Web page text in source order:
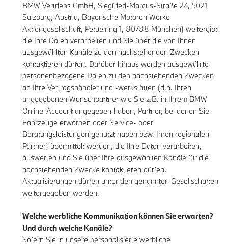
BMW Vertriebs GmbH, Siegfried-Marcus-Straße 24, 5021
Salzburg, Austria, Bayerische Motoren Werke
Aktiengesellschaft, Petuelring 1, 80788 München) weitergibt,
die Ihre Daten verarbeiten und Sie über die von Ihnen
ausgewählten Kanäle zu den nachstehenden Zwecken
kontaktieren dürfen. Darüber hinaus werden ausgewählte
personenbezogene Daten zu den nachstehenden Zwecken
an Ihre Vertragshändler und -werkstätten (d.h. Ihren
angegebenen Wunschpartner wie Sie z.B. in Ihrem BMW
Online-Accountangegeben haben, Partner, bei denen Sie
Fahrzeuge erworben oder Service- oder
Beratungsleistungen genutzt haben bzw. Ihren regionalen
Partner) übermittelt werden, die Ihre Daten verarbeiten,
auswerten und Sie über Ihre ausgewählten Kanäle für die
nachstehenden Zwecke kontaktieren dürfen.
Aktualisierungen dürfen unter den genannten Gesellschaften
weitergegeben werden.
Welche werbliche Kommunikation können Sie erwarten?
Und durch welche Kanäle?
Sofern Sie in unsere personalisierte werbliche